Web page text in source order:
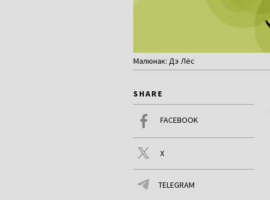
Малюнак: Дэ Лёс
SHARE
FACEBOOK
X
TELEGRAM